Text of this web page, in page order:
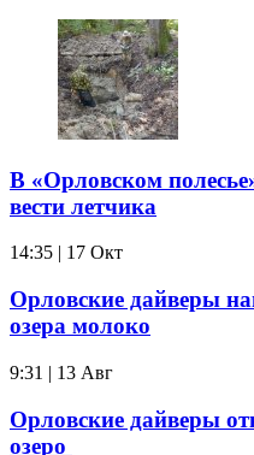
В «Орловском
вести летчика
14:35 | 17 Окт
Орловские дайверы
озера молоко
9:31 | 13 Авг
Орловские дайверы
озеро